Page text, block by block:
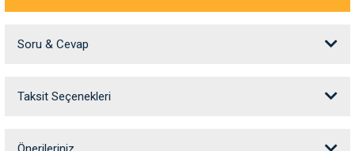
Soru & Cevap
Ürün hakkında henüz soru sorulmamış.
Taksit Seçenekleri